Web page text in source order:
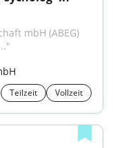
mbH (ABEG)
Teilzeit Vollzeit